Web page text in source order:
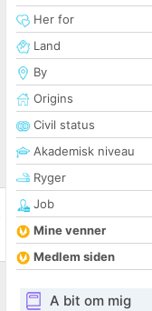
Her for
Land
By
Origins
Civil status
Akademisk niveau
Ryger
Job
Mine venner
Medlem siden
A bit om mig